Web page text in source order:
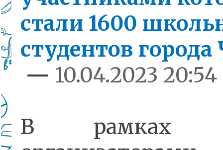
стали 1600
студентов
— 10.04.2023 20:54
В рамках